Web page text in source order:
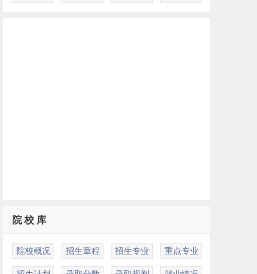
院 校 库
院校概况 招生章程 招生专业 重点专业